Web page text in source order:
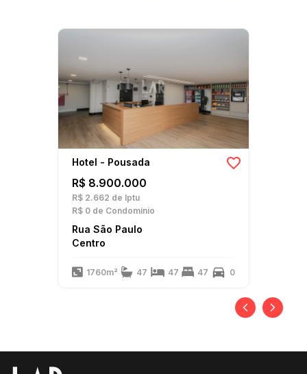
Hotel - Pousada
R$ 8.900.000
R$ 2.662 de Iptu
R$ 0 de Condomínio
Rua São Paulo
Centro
1760m² 47 47 47 0